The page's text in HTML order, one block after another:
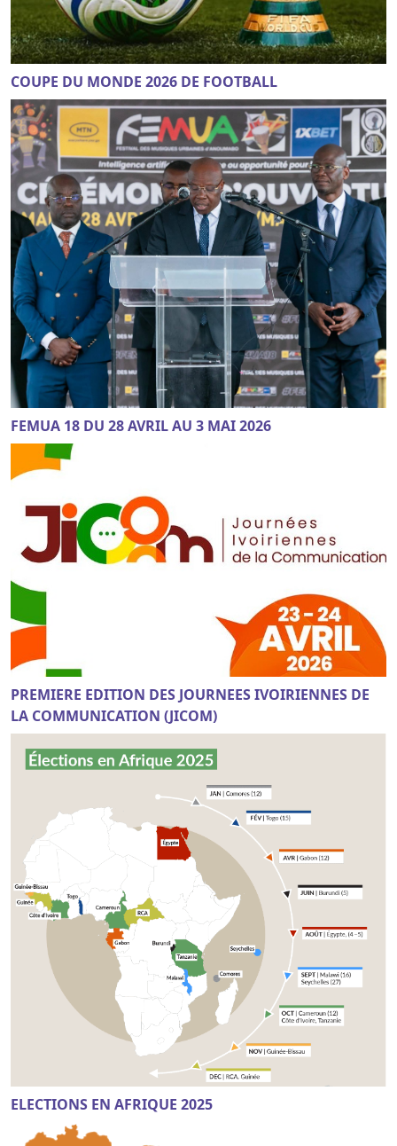
COUPE DU MONDE 2026 DE FOOTBALL
FEMUA 18 DU 28 AVRIL AU 3 MAI 2026
PREMIERE EDITION DES JOURNEES IVOIRIENNES DE
LA COMMUNICATION (JICOM)
ELECTIONS EN AFRIQUE 2025